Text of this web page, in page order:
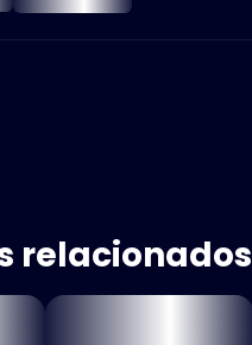
relacionados